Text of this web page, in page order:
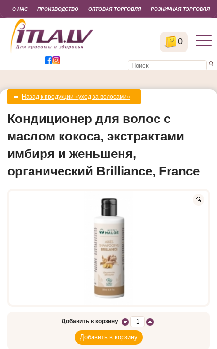
0
О НАС ПРОИЗВОДСТВО ОПТОВАЯ ТОРГОВЛЯ РОЗНИЧНАЯ ТОРГОВЛЯ
Назад к продукции «уход за волосами»
Кондиционер для волос с
маслом кокоса, экстрактами
имбиря и женьшеня,
органический Brilliance, France
Добавить в корзину